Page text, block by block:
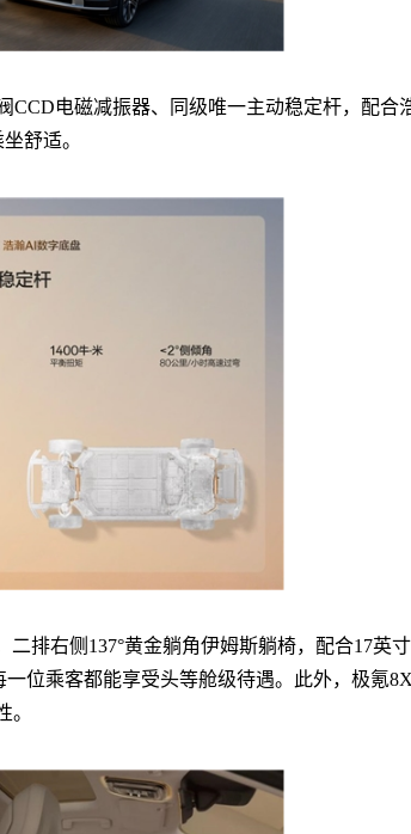
电磁减振器、同级唯一主动稳定杆，配合
舒适。
排右侧137°黄金躺角伊姆斯躺椅，配合17英
位乘客都能享受头等舱级待遇。此外，极氪
。